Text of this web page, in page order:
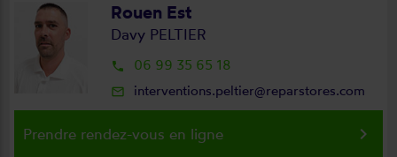
Rouen Est
Davy PELTIER
local_phone 06 99 35 65 18
mail_outline interventions.peltier@reparstores.com
Prendre rendez-vous en ligne keyboard_arrow_right